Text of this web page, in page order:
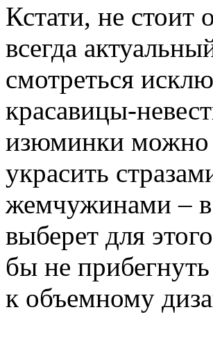
Кстати, не стоит
всегда
смотреться
красавицы-
изюминки можно
украсить
жемчужинами – в
выберет для
бы не
к объемному